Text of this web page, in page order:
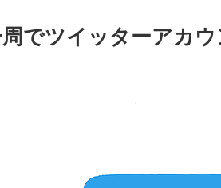
でツイッターアカ